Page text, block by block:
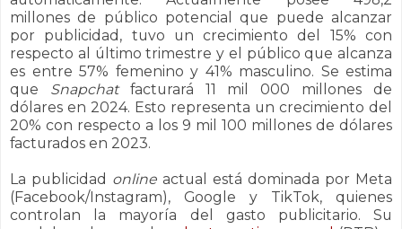
millones de público potencial que puede alcanzar
por publicidad, tuvo un crecimiento del 15% con
respecto al último trimestre y el público que alcanza
es entre 57% femenino y 41% masculino. Se estima
que Snapchatfacturará 11 mil 000 millones de
dólares en 2024. Esto representa un crecimiento del
20% con respecto a los 9 mil 100 millones de dólares
facturados en 2023.
La publicidad online actual está dominada por Meta
(Facebook/Instagram), Google y TikTok, quienes
controlan la mayoría del gasto publicitario. Su